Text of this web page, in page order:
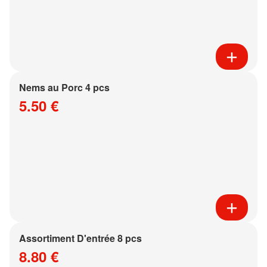
Nems au Porc 4 pcs
5.50 €
Assortiment D'entrée 8 pcs
8.80 €